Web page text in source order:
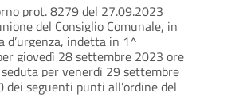
prot. 8279 del 27.09.2023
del Consiglio Comunale, in
d’urgenza, indetta in 1^
giovedì 28 settembre 2023 ore
per venerdì 29 settembre
dei seguenti punti all’ordine del